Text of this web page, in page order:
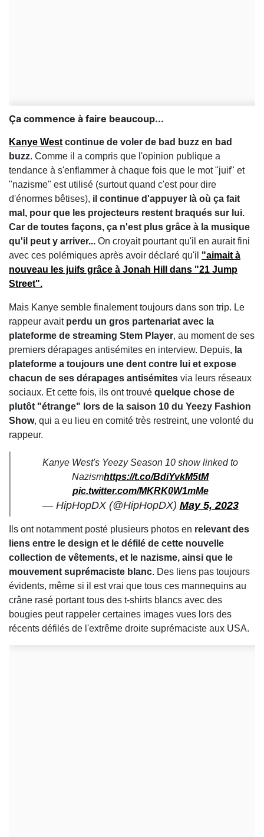
Ça commence à faire beaucoup...
Kanye West continue de voler de bad buzz en bad
buzz. Comme il a compris que l'opinion publique a
tendance à s'enflammer à chaque fois que le mot "juif" et
"nazisme" est utilisé (surtout quand c'est pour dire
d'énormes bêtises), il continue d'appuyer là où ça fait
mal, pour que les projecteurs restent braqués sur lui.
Car de toutes façons, ça n'est plus grâce à la musique
qu'il peut y arriver... On croyait pourtant qu'il en aurait fini
avec ces polémiques après avoir déclaré qu'il "aimait à
nouveau les juifs grâce à Jonah Hill dans "21 Jump
Street".
Mais Kanye semble finalement toujours dans son trip. Le
rappeur avait perdu un gros partenariat avec la
plateforme de streaming Stem Player, au moment de ses
premiers dérapages antisémites en interview. Depuis, la
plateforme a toujours une dent contre lui et expose
chacun de ses dérapages antisémites via leurs réseaux
sociaux. Et cette fois, ils ont trouvé quelque chose de
plutôt "étrange" lors de la saison 10 du Yeezy Fashion
Show, qui a eu lieu en comité très restreint, une volonté du
rappeur.
Kanye West's Yeezy Season 10 show linked to
Nazismhttps://t.co/BdiYvkM5tM
pic.twitter.com/MKRK0W1mMe
— HipHopDX (@HipHopDX) May 5, 2023
Ils ont notamment posté plusieurs photos en relevant des
liens entre le design et le défilé de cette nouvelle
collection de vêtements, et le nazisme, ainsi que le
mouvement suprémaciste blanc. Des liens pas toujours
évidents, même si il est vrai que tous ces mannequins au
crâne rasé portant tous des t-shirts blancs avec des
bougies peut rappeler certaines images vues lors des
récents défilés de l'extrême droite suprémaciste aux USA.